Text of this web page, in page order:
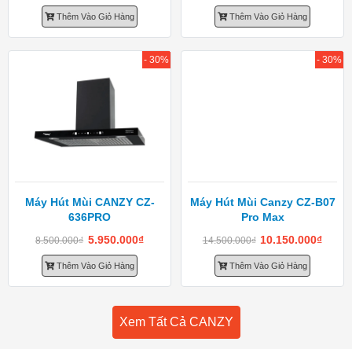
Thêm Vào Giỏ Hàng Thêm Vào Giỏ Hàng
Máy Hút Mùi CANZY CZ-
636PRO
8.500.000₫ 5.950.000₫
Thêm Vào Giỏ Hàng
- 30%
Máy Hút Mùi Canzy CZ-B07
Pro Max
14.500.000₫ 10.150.000₫
Thêm Vào Giỏ Hàng
- 30%
Xem Tất Cả CANZY